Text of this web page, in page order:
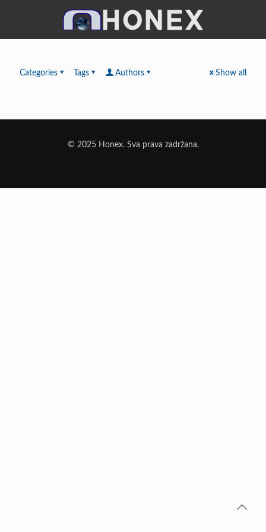
Categories Tags Authors Show all
© 2025 Honex. Sva prava zadržana.